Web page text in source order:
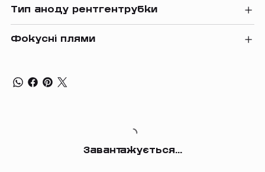
Тип аноду рентгентрубки
Фокусні плями
Завантажується...